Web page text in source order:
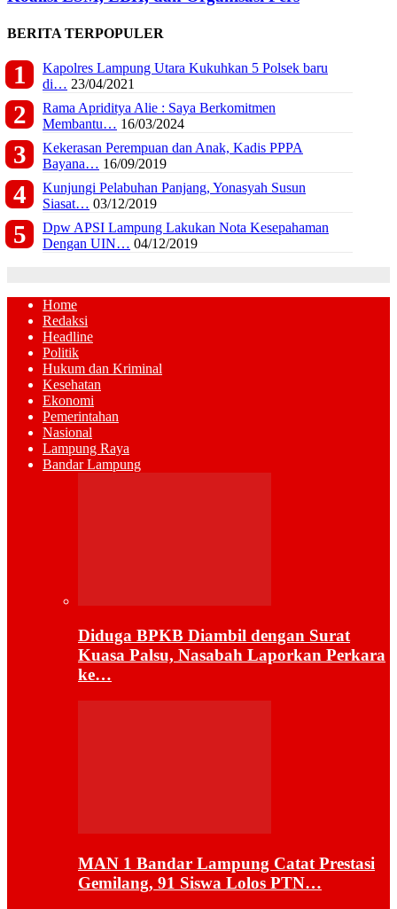
BERITA TERPOPULER
Kapolres Lampung Utara Kukuhkan 5 Polsek baru
di… 23/04/2021
Rama Apriditya Alie : Saya Berkomitmen
Membantu… 16/03/2024
Kekerasan Perempuan dan Anak, Kadis PPPA
Bayana… 16/09/2019
Kunjungi Pelabuhan Panjang, Yonasyah Susun
Siasat… 03/12/2019
Dpw APSI Lampung Lakukan Nota Kesepahaman
Dengan UIN… 04/12/2019
Home
Redaksi
Headline
Politik
Hukum dan Kriminal
Kesehatan
Ekonomi
Pemerintahan
Nasional
Lampung Raya
Bandar Lampung
Diduga BPKB Diambil dengan Surat
Kuasa Palsu, Nasabah Laporkan Perkara
ke…
MAN 1 Bandar Lampung Catat Prestasi
Gemilang, 91 Siswa Lolos PTN…